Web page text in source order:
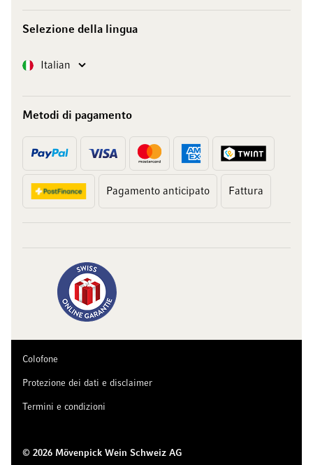
Selezione della lingua
Lingua Italian
Metodi di pagamento
Pagamento anticipato Fattura
© 2026 Mövenpick Wein Schweiz AG
Colofone
Protezione dei dati e disclaimer
Termini e condizioni